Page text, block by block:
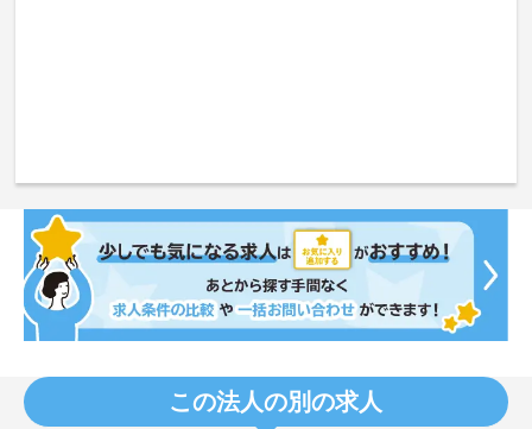
この法人の別の求人